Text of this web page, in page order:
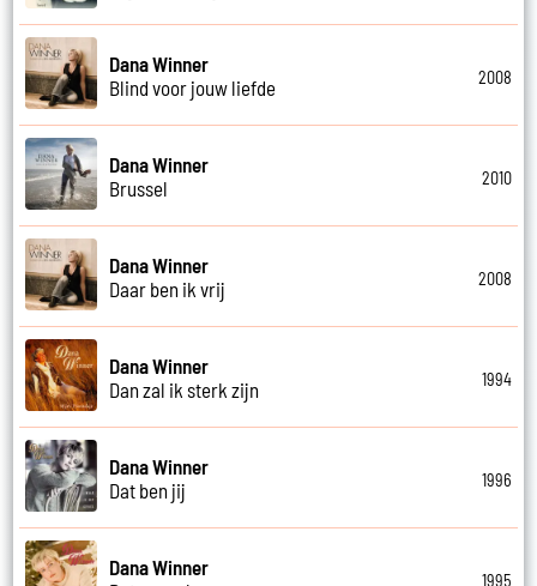
Dana Winner
Blind voor jouw liefde
2008
Dana Winner
Brussel
2010
Dana Winner
Daar ben ik vrij
2008
Dana Winner
Dan zal ik sterk zijn
1994
Dana Winner
Dat ben jij
1996
Dana Winner
1995